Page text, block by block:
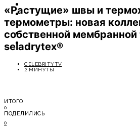
МОДА
ЛИЧНОСТЬ
ОТДЫХ
СОВЕТЫ ЭКСПЕРТОВ
«Растущие» швы и
термометры: новая
собственной мембранной
seladrytex®
CELEBRITYTV
2 МИНУТЫ
ИТОГО
0
ПОДЕЛИЛИСЬ
0